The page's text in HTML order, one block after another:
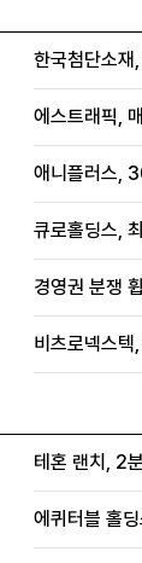
한국첨단소
에스트래픽,
애니플러스,
큐로홀딩스,
경영권 분쟁
비츠로넥스
테혼 랜치, 2
에퀴터블 홀